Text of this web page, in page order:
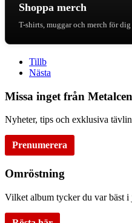
Shoppa merch
T-shirts, muggar och merch för
Tillb
Nästa
Missa inget från
Nyheter, tips och exklusiva
Prenumerera
Omröstning
Vilket album tycker du var bäst i